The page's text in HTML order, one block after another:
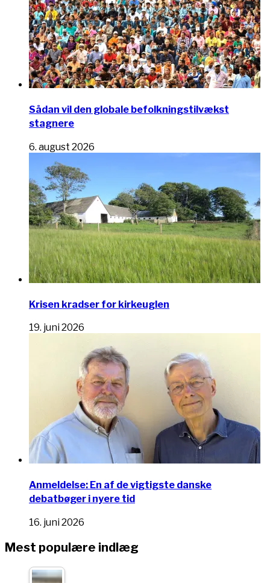
Sådan vil den globale befolkningstilvækst
stagnere
6. august 2026
Krisen kradser for kirkeuglen
19. juni 2026
Anmeldelse: En af de vigtigste danske
debatbøger i nyere tid
16. juni 2026
Mest populære indlæg